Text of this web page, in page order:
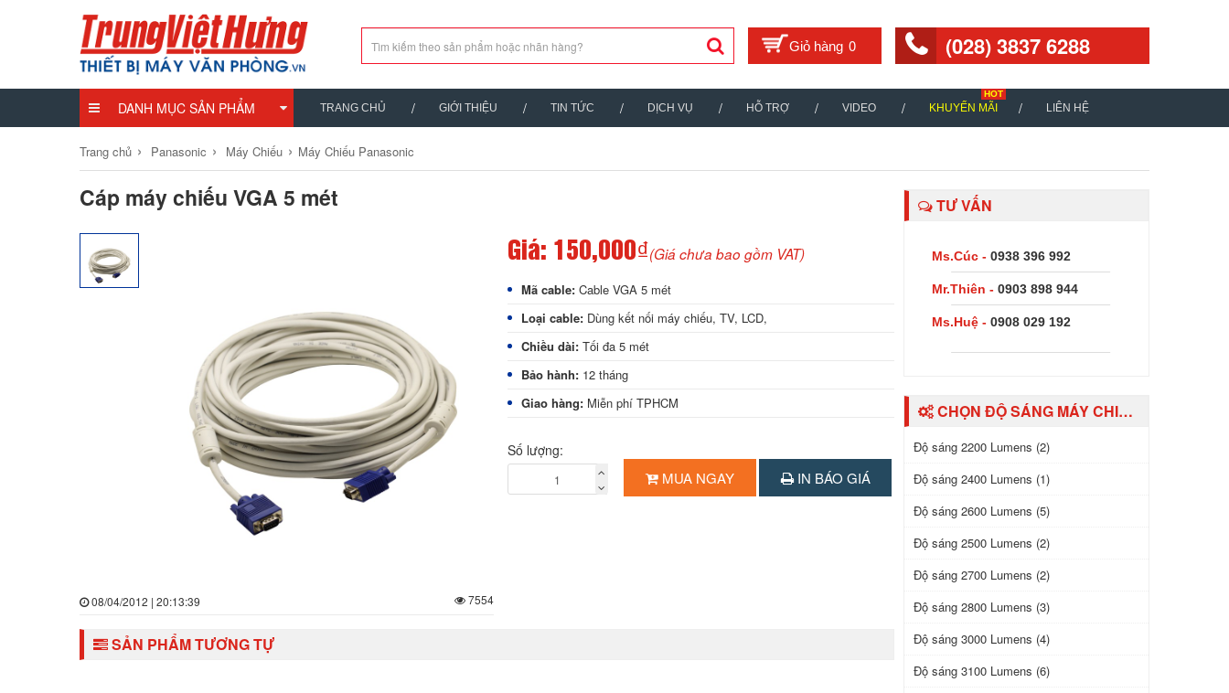
0 (028) 3837 6288
DANH MỤC SẢN PHẨM TRANG CHỦ GIỚI THIỆU TIN TỨC DỊCH VỤ HỖ TRỢ VIDEO KHUYẾN MÃI LIÊN HỆ
Trang chủ › Panasonic › Máy Chiếu › Máy Chiếu Panasonic
Cáp máy chiếu VGA 5 mét
08/04/2012 | 20:13:39 7554
Giá: 150,000₫(Giá chưa bao gồm VAT)
Mã cable: Cable VGA 5 mét
Loại cable:Dùng kết nối máy chiếu, TV, LCD,
Chiều dài:Tối đa 5 mét
Bảo hành:12 tháng
Giao hàng:Miễn phí TPHCM
Số lượng:
MUA NGAY IN BÁO GIÁ
SẢN PHẨM TƯƠNG TỰ
TƯ VẤN
Ms.Cúc - 0938 396 992
Mr.Thiên - 0903 898 944
Ms.Huệ - 0908 029 192
CHỌN ĐỘ SÁNG MÁY CHIẾU
Độ sáng 2200 Lumens (2)
Độ sáng 2400 Lumens (1)
Độ sáng 2600 Lumens (5)
Độ sáng 2500 Lumens (2)
Độ sáng 2700 Lumens (2)
Độ sáng 2800 Lumens (3)
Độ sáng 3000 Lumens (4)
Độ sáng 3100 Lumens (6)